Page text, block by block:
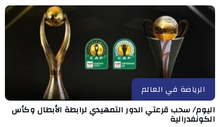
الرياضة في العالم
اليوم/ سحب قرعتي الدور التمهيدي لرابطة الأبطال وكأس
الكونفدرالية